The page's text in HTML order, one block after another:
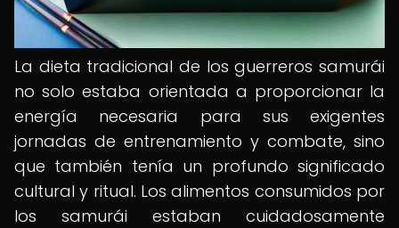
La dieta tradicional de los guerreros samurái
no solo estaba orientada a proporcionar la
energía necesaria para sus exigentes
jornadas de entrenamiento y combate, sino
que también tenía un profundo significado
cultural y ritual. Los alimentos consumidos por
los samurái estaban cuidadosamente